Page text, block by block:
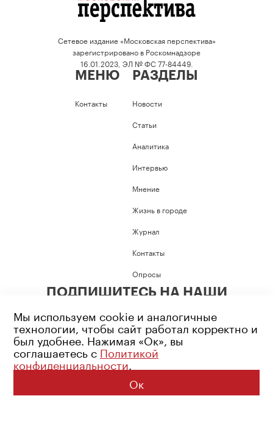
Сетевое издание «Московская перспектива»
зарегистрировано в Роскомнадзоре
16.01.2023, ЭЛ № ФС 77-84449.
МЕНЮ
Контакты
РАЗДЕЛЫ
Новости
Статьи
Аналитика
Интервью
Мнение
Жизнь в городе
Журнал
Контакты
Опросы
ПОДПИШИТЕСЬ НА НАШИ
Возрастное ограничение: 16+
Политика конфиденциальности
© 2026 Все права защищены
Мы используем cookie и аналогичные
технологии, чтобы сайт работал корректно и
был удобнее. Нажимая «Ок», вы
соглашаетесь с Политикой
конфиденциальности.
Ок